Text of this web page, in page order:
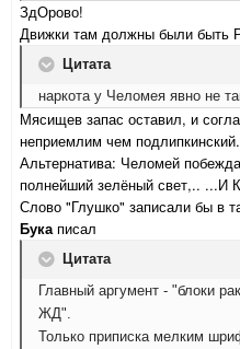
ЗдОрово!
Движки там должны были быть
Цитата
наркота у Челомея явно не
Мясищев запас оставил, и
неприемлим чем подлипкинский.
Альтернатива: Челомей
полнейший зелёный свет,..
Слово "Глушко" записали бы в
Букаписал
Цитата
Главный аргумент - "блоки
ЖД".
Только приписка мелким